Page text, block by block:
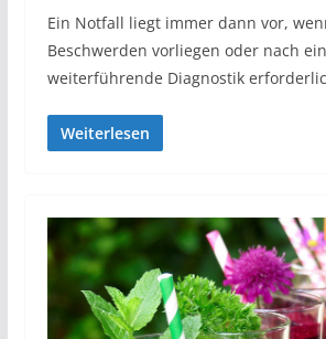
Ein Notfall liegt immer dann vor,
Beschwerden vorliegen oder nach
weiterführende Diagnostik
Weiterlesen